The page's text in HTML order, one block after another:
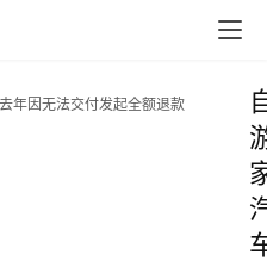
年因无法交付发起全额退款